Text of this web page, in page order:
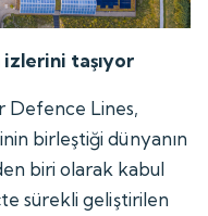
izlerini taşıyor
Defence Lines,
birleştiği dünyanın
biri olarak kabul
sürekli geliştirilen